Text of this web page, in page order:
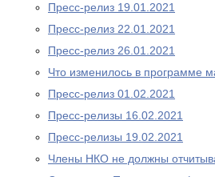
Пресс-релиз 19.01.2021
Пресс-релиз 22.01.2021
Пресс-релиз 26.01.2021
Что изменилось в программе
Пресс-релиз 01.02.2021
Пресс-релизы 16.02.2021
Пресс-релизы 19.02.2021
Члены НКО не должны